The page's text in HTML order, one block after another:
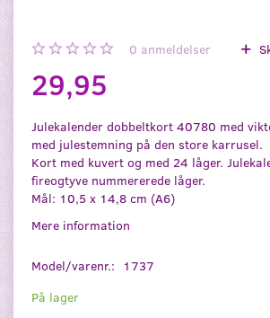
0 anmeldelser
29,95
Julekalender dobbeltkort 40780 med
med julestemning på den store karrusel.
Kort med kuvert og med 24 låger.
fireogtyve nummererede låger.
Mål: 10,5 x 14,8 cm (A6)
Mere information
Model/varenr.:
1737
På lager